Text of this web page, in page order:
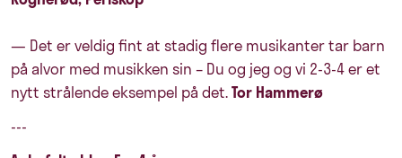
— Det er veldig fint at stadig flere musikanter tar barn
på alvor med musikken sin – Du og jeg og vi 2-3-4 er et
nytt strålende eksempel på det.Tor Hammerø
---